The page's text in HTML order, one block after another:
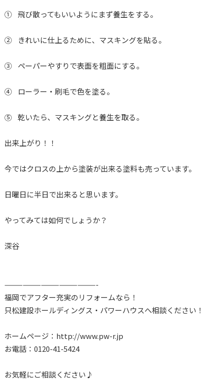
① 飛び散ってもいいようにまず養生をする。
② きれいに仕上るために、マスキングを貼る。
③ ペーパーやすりで表面を粗面にする。
④ ローラー・刷毛で色を塗る。
⑤ 乾いたら、マスキングと養生を取る。
出来上がり！！
今ではクロスの上から塗装が出来る塗料も売っています。
日曜日に半日で出来ると思います。
やってみては如何でしょうか？
深谷
———————————————-
福岡でアフター充実のリフォームなら！
只松建設ホールディングス・パワーハウスへ相談ください！
ホームページ：http://www.pw-r.jp
お電話：0120-41-5424
お気軽にご相談ください♪